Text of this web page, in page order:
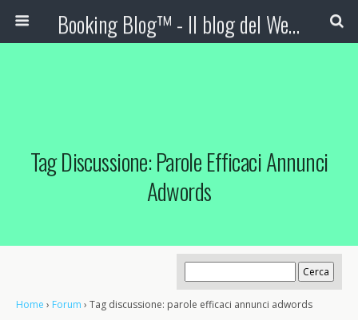
Booking Blog™ - Il blog del Web Marketing Turistico
Tag Discussione: Parole Efficaci Annunci
Adwords
Home › Forum › Tag discussione: parole efficaci annunci adwords